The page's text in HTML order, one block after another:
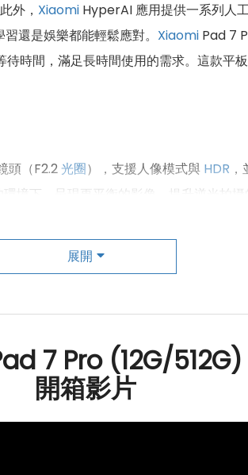
外， Xiaomi HyperAI 應用提供一系列人
還是娛樂都能輕鬆應對。 Xiaomi Pad 7
時間，滿足長時間使用的需求。這款平
頭（F2.2光圈），支援人像模式與 HDR
境下，呈現更平衡的影像，提升逆光拍
Pad 7 Pro 都能呈現出細膩且高品質的影
外的亮度；人像居中功能可自動調整鏡
展開
7 Pro (12G/512G)
開箱影片